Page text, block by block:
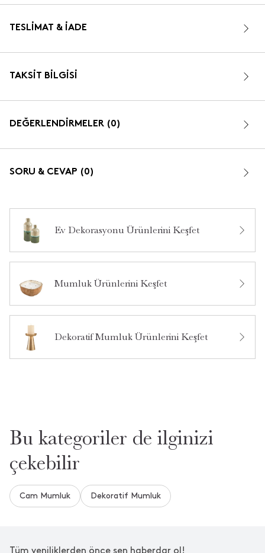
TESLIMAT & İADE
TAKSIT BILGISI
DEĞERLENDİRMELER (0)
SORU & CEVAP (0)
Bu ürün hakkında daha önce hiç soru sorulmamış.
Ürün Hakkında Soru Sor
Ev Dekorasyonu Ürünlerini Keşfet
Mumluk Ürünlerini Keşfet
Dekoratif Mumluk Ürünlerini Keşfet
Bu kategoriler de ilginizi
çekebilir
Cam Mumluk Dekoratif Mumluk
Tüm yeniliklerden önce sen haberdar ol!